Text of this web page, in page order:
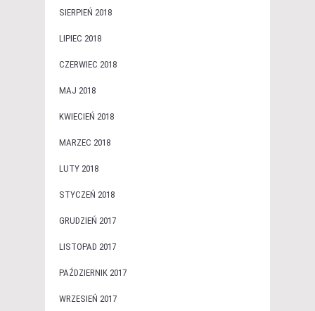
SIERPIEŃ 2018
LIPIEC 2018
CZERWIEC 2018
MAJ 2018
KWIECIEŃ 2018
MARZEC 2018
LUTY 2018
STYCZEŃ 2018
GRUDZIEŃ 2017
LISTOPAD 2017
PAŹDZIERNIK 2017
WRZESIEŃ 2017